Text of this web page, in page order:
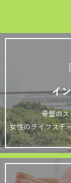
イ
骨盤の
女性のライフステ